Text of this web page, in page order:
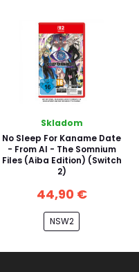
Skladom
No Sleep For Kaname Date
- From AI - The Somnium
Files (Aiba Edition) (Switch
2)
44,90 €
NSW2